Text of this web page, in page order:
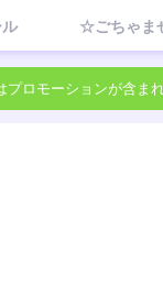
☆ごちゃま
プロモーションが含ま